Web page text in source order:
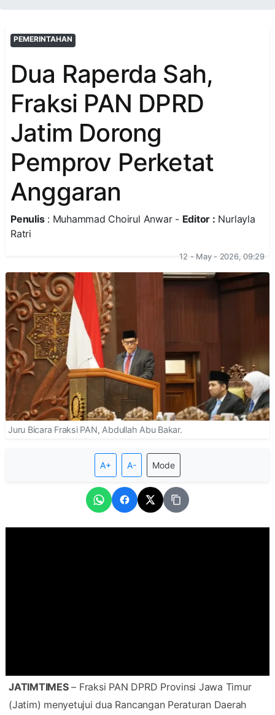
PEMERINTAHAN
Dua Raperda Sah,
Fraksi PAN DPRD
Jatim Dorong
Pemprov Perketat
Anggaran
Penulis: Muhammad Choirul Anwar - Editor : Nurlayla
Ratri
12 - May - 2026, 09:29
Juru Bicara Fraksi PAN, Abdullah Abu Bakar.
A+ A- Mode
JATIMTIMES– Fraksi PAN DPRD Provinsi Jawa Timur
(Jatim) menyetujui dua Rancangan Peraturan Daerah